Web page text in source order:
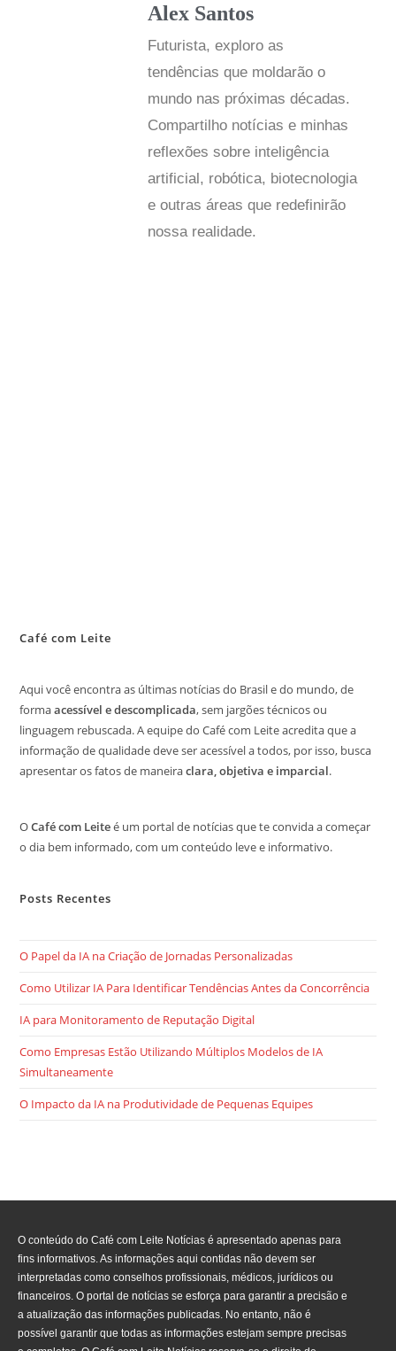
Alex Santos
Futurista, exploro as
tendências que moldarão o
mundo nas próximas décadas.
Compartilho notícias e minhas
reflexões sobre inteligência
artificial, robótica, biotecnologia
e outras áreas que redefinirão
nossa realidade.
Café com Leite
Aqui você encontra as últimas notícias do Brasil e do mundo, de
formaacessível e descomplicada, sem jargões técnicos ou
linguagem rebuscada. A equipe do Café com Leite acredita que a
informação de qualidade deve ser acessível a todos, por isso, busca
apresentar os fatos de maneiraclara, objetiva e imparcial.
OCafé com Leiteé um portal de notícias que te convida a começar
o dia bem informado, com um conteúdo leve e informativo.
Posts Recentes
O Papel da IA na Criação de Jornadas Personalizadas
Como Utilizar IA Para Identificar Tendências Antes da Concorrência
IA para Monitoramento de Reputação Digital
Como Empresas Estão Utilizando Múltiplos Modelos de IA
Simultaneamente
O Impacto da IA na Produtividade de Pequenas Equipes
O conteúdo do Café com Leite Notícias é apresentado apenas para
fins informativos. As informações aqui contidas não devem ser
interpretadas como conselhos profissionais, médicos, jurídicos ou
financeiros. O portal de notícias se esforça para garantir a precisão e
a atualização das informações publicadas. No entanto, não é
possível garantir que todas as informações estejam sempre precisas